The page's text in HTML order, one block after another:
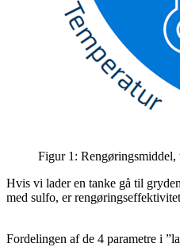
Figur 1: Rengøringsmiddel,
Hvis vi lader en tanke gå til
med sulfo, er
Fordelingen af de 4 parametre i